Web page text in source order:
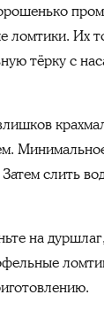
ломтики.
тёрку с
слить
на